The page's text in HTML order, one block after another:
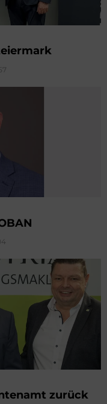
zurück